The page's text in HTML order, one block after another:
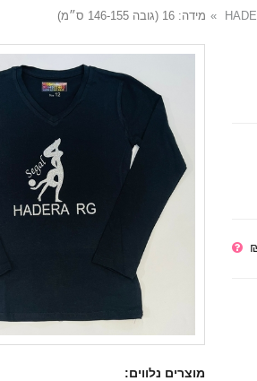
מידה: 16 (גובה 146-155 ס״מ)
מוצרים נלווים: